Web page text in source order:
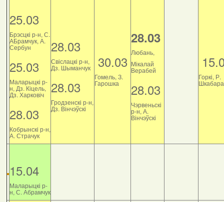
25.03
Брэсцкі р-н, С.
АБрамчук, А.
Сербун
25.03
Маларыцкі р-
н, Дз. Кіцель,
Дз. Харковіч
28.03
Кобрынскі р-н,
А. Страчук
28.03
Свіслацкі р-н,
Дз. Шыманчук
28.03
Гродзенскі р-н,
Дз. Вінчэўскі
30.03
Гомель, З.
Гарошка
28.03
Любань,
Мікалай
Верабей
28.03
Чэрвеньскі
р-н, А.
Вінчэўскі
Горкі, Р.
Шкабара
15.04
Маларыцкі р-
н, С. Абрамчук